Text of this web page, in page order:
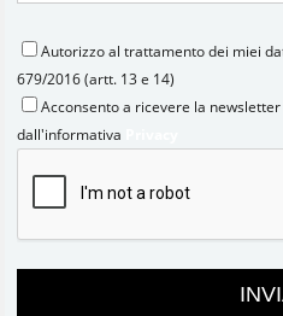
Autorizzo al trattamento dei miei
679/2016 (artt. 13 e 14)
Acconsento a ricevere la
dall'informativa